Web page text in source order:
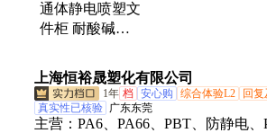
通体静电喷塑文
件柜 耐酸碱防
厂区台账存放柜
体
上海恒裕晟塑化有限公司
1年 档 安心购 综合体验L2 回
真实性已核验 广东东莞
主营： PA6、PA66、PBT、防静电、